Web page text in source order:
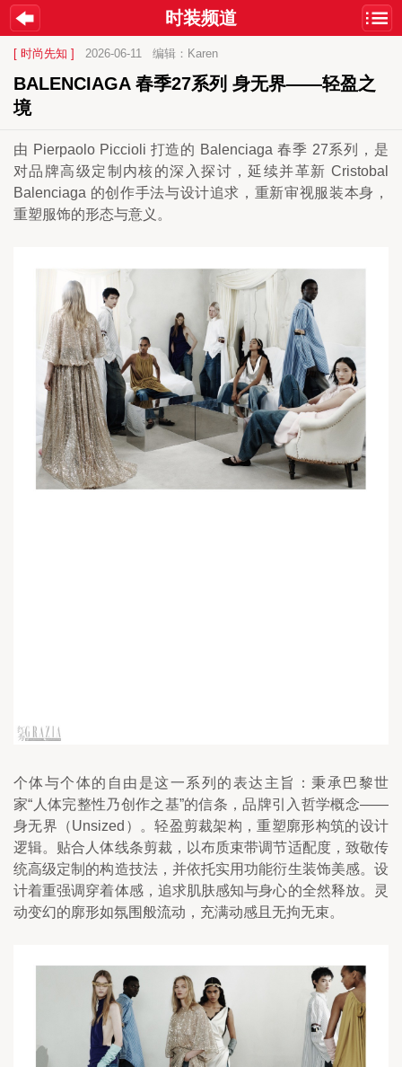
时装频道
[ 时尚先知 ] 2026-06-11 编辑：Karen
BALENCIAGA 春季27系列 身无界——轻盈之
境
由 Pierpaolo Piccioli 打造的 Balenciaga 春季 27系列，是
对品牌高级定制内核的深入探讨，延续并革新 Cristobal
Balenciaga 的创作手法与设计追求，重新审视服装本身，
重塑服饰的形态与意义。
个体与个体的自由是这一系列的表达主旨：秉承巴黎世
家“人体完整性乃创作之基”的信条，品牌引入哲学概念——
身无界（Unsized）。轻盈剪裁架构，重塑廓形构筑的设计
逻辑。贴合人体线条剪裁，以布质束带调节适配度，致敬传
统高级定制的构造技法，并依托实用功能衍生装饰美感。设
计着重强调穿着体感，追求肌肤感知与身心的全然释放。灵
动变幻的廓形如氛围般流动，充满动感且无拘无束。